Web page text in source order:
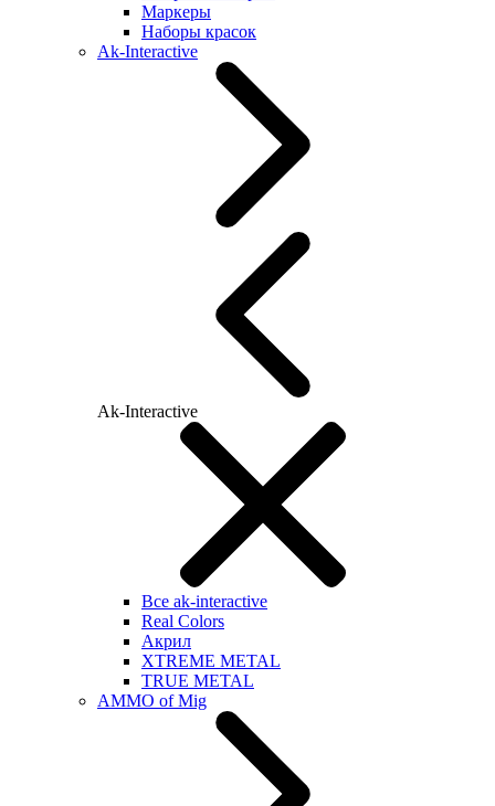
Маркеры
Наборы красок
Ak-Interactive
Ak-Interactive
Все ak-interactive
Real Colors
Акрил
XTREME METAL
TRUE METAL
AMMO of Mig